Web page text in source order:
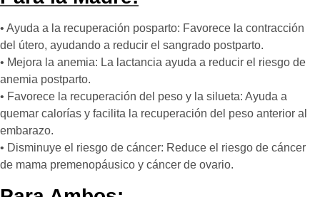
• Ayuda a la recuperación posparto: Favorece la contracción
del útero, ayudando a reducir el sangrado postparto.
• Mejora la anemia: La lactancia ayuda a reducir el riesgo de
anemia postparto.
• Favorece la recuperación del peso y la silueta: Ayuda a
quemar calorías y facilita la recuperación del peso anterior al
embarazo.
• Disminuye el riesgo de cáncer: Reduce el riesgo de cáncer
de mama premenopáusico y cáncer de ovario.